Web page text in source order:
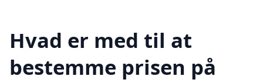
Hvad er med til at
bestemme prisen på